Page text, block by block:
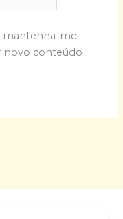
mantenha-me
novo conteúdo